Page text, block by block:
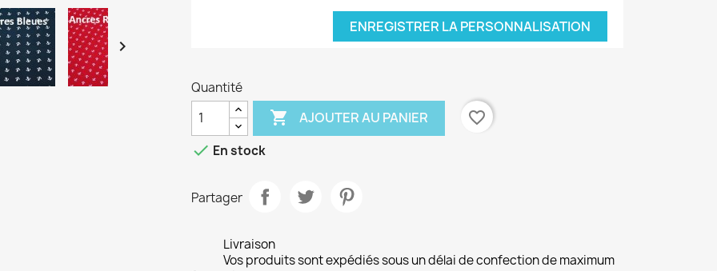

ENREGISTRER LA PERSONNALISATION
Quantité
 AJOUTER AU PANIER
favorite_border
 En stock
Partager
Livraison
Vos produits sont expédiés sous un délai de confection de maximum